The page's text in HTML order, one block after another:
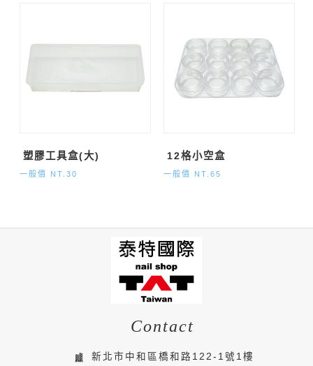
塑膠工具盒(大)
一般價 NT.30
12格小空盒
一般價 NT.65
Contact
新北市中和區橋和路122-1號1樓